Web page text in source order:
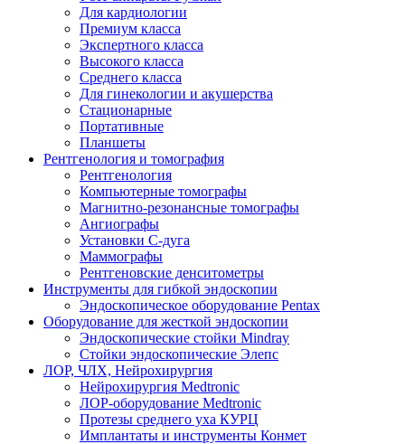
Для кардиологии
Премиум класса
Экспертного класса
Высокого класса
Среднего класса
Для гинекологии и акушерства
Стационарные
Портативные
Планшеты
Рентгенология и томография
Рентгенология
Компьютерные томографы
Магнитно-резонансные томографы
Ангиографы
Установки С-дуга
Маммографы
Рентгеновские денситометры
Инструменты для гибкой эндоскопии
Эндоскопическое оборудование Pentax
Оборудование для жесткой эндоскопии
Эндоскопические стойки Mindray
Стойки эндоскопические Элепс
ЛОР, ЧЛХ, Нейрохирургия
Нейрохирургия Medtronic
ЛОР-оборудование Medtronic
Протезы среднего уха КУРЦ
Имплантаты и инструменты Конмет